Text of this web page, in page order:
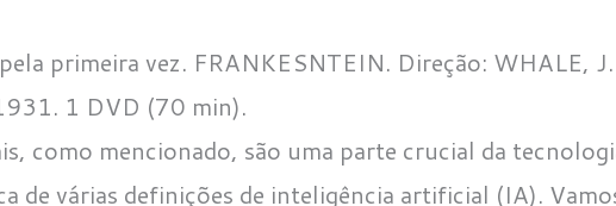
primeira vez. FRANKESNTEIN. Direção: WHALE,
1 DVD (70 min).
como mencionado, são uma parte crucial da
de várias definições de inteligência artificial (IA).